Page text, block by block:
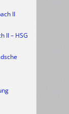
II
II – HSG